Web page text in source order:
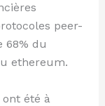
peer-
68% du
ethereum.
été à